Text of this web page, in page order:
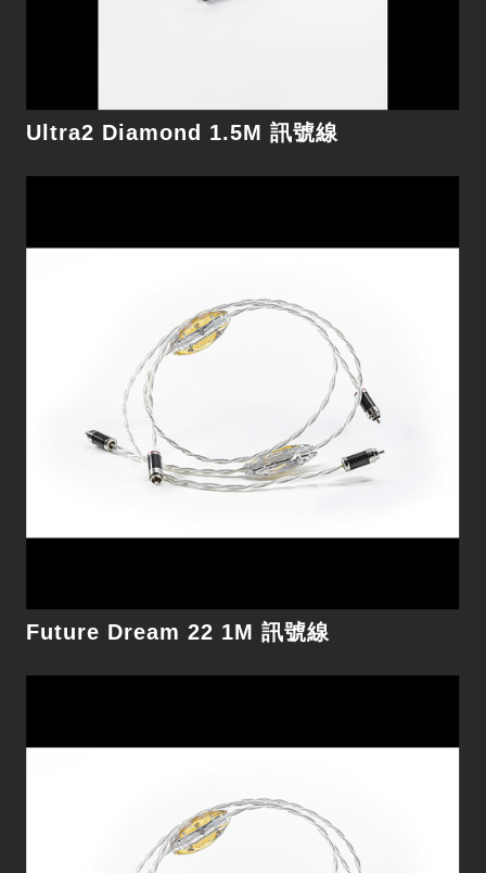
Ultra2 Diamond 1.5M 訊號線
Future Dream 22 1M 訊號線
單晶銀敲門磚，未來夢系列
想聽見頂級串流音質，您還缺這一味